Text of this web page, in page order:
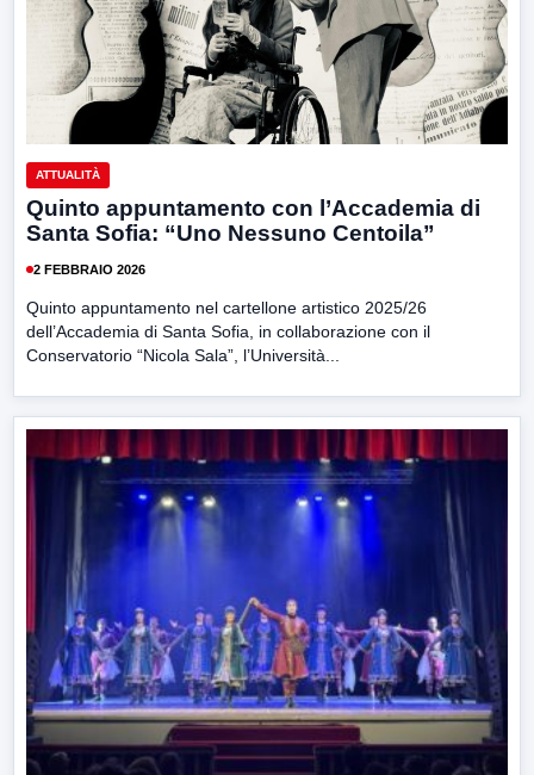
ATTUALITÀ
Quinto appuntamento con l’Accademia di
Santa Sofia: “Uno Nessuno Centoila”
2 FEBBRAIO 2026
Quinto appuntamento nel cartellone artistico 2025/26
dell’Accademia di Santa Sofia, in collaborazione con il
Conservatorio “Nicola Sala”, l’Università...